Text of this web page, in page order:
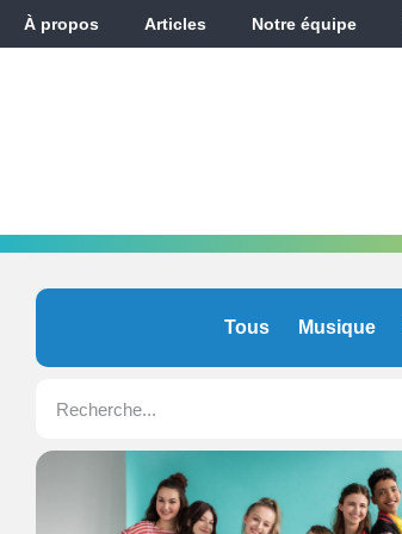
À propos Articles Notre équipe
Tous Musique